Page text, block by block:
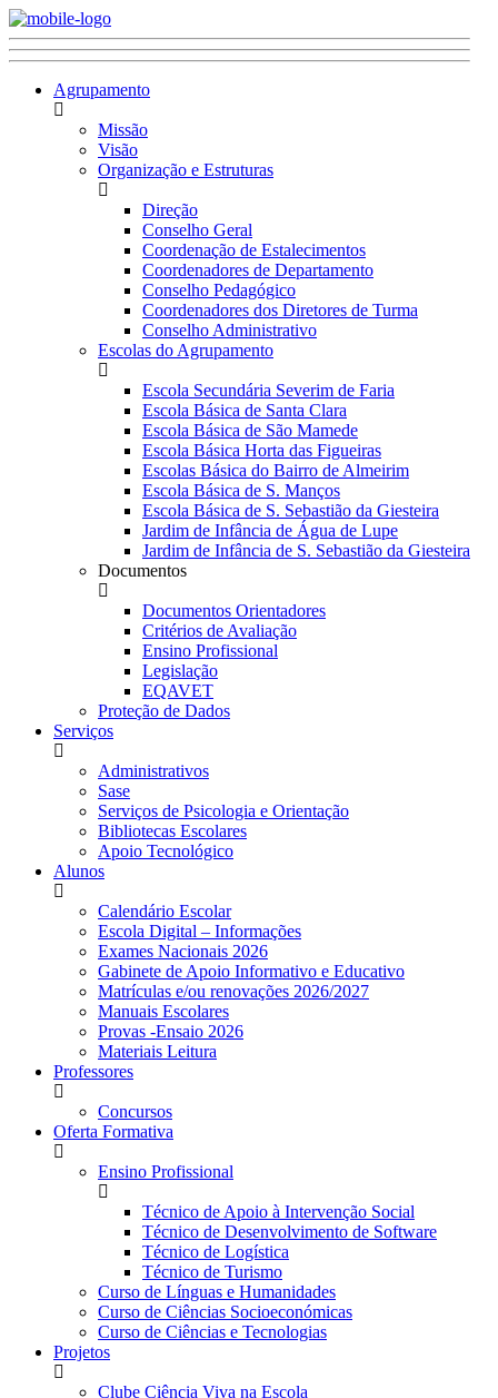
Agrupamento
Missão
Visão
Organização e Estruturas
Direção
Conselho Geral
Coordenação de Estalecimentos
Coordenadores de Departamento
Conselho Pedagógico
Coordenadores dos Diretores de Turma
Conselho Administrativo
Escolas do Agrupamento
Escola Secundária Severim de Faria
Escola Básica de Santa Clara
Escola Básica de São Mamede
Escola Básica Horta das Figueiras
Escolas Básica do Bairro de Almeirim
Escola Básica de S. Manços
Escola Básica de S. Sebastião da Giesteira
Jardim de Infância de Água de Lupe
Jardim de Infância de S. Sebastião da Giesteira
Documentos
Documentos Orientadores
Critérios de Avaliação
Ensino Profissional
Legislação
EQAVET
Proteção de Dados
Serviços
Administrativos
Sase
Serviços de Psicologia e Orientação
Bibliotecas Escolares
Apoio Tecnológico
Alunos
Calendário Escolar
Escola Digital – Informações
Exames Nacionais 2026
Gabinete de Apoio Informativo e Educativo
Matrículas e/ou renovações 2026/2027
Manuais Escolares
Provas -Ensaio 2026
Materiais Leitura
Professores
Concursos
Oferta Formativa
Ensino Profissional
Técnico de Apoio à Intervenção Social
Técnico de Desenvolvimento de Software
Técnico de Logística
Técnico de Turismo
Curso de Línguas e Humanidades
Curso de Ciências Socioeconómicas
Curso de Ciências e Tecnologias
Projetos
Clube Ciência Viva na Escola